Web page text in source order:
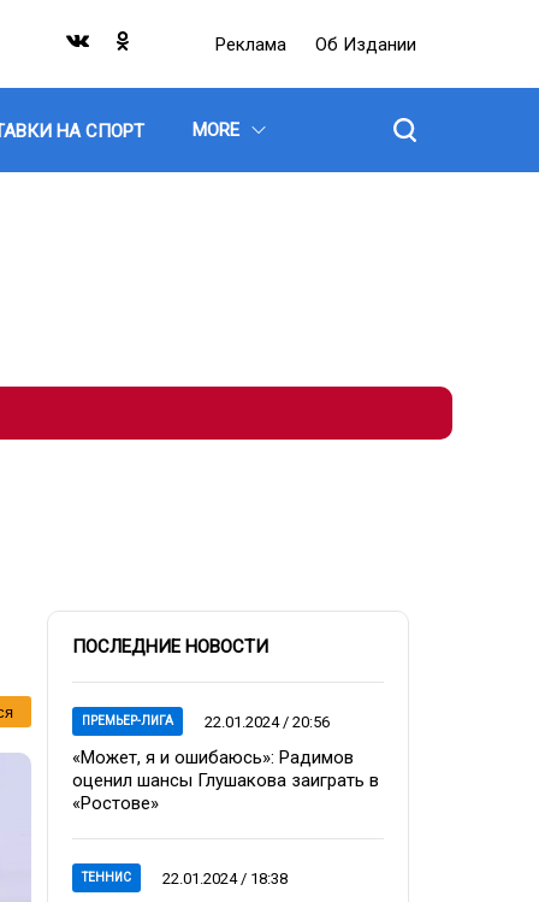
Реклама Об Издании
НА СПОРТ MORE
ПОСЛЕДНИЕ НОВОСТИ
ПРЕМЬЕР-ЛИГА 22.01.2024 / 20:56
«Может, я и ошибаюсь»: Радимов
оценил шансы Глушакова заиграть в
«Ростове»
ТЕННИС 22.01.2024 / 18:38